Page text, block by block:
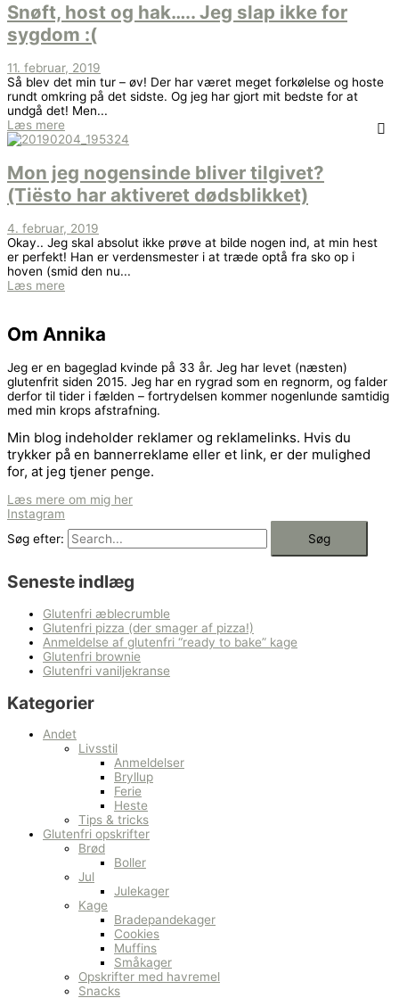
Snøft, host og hak….. Jeg slap ikke for
sygdom :(
11. februar, 2019
Så blev det min tur – øv! Der har været meget forkølelse og hoste
rundt omkring på det sidste. Og jeg har gjort mit bedste for at
undgå det! Men...
Læs mere
Mon jeg nogensinde bliver tilgivet?
(Tiësto har aktiveret dødsblikket)
4. februar, 2019
Okay.. Jeg skal absolut ikke prøve at bilde nogen ind, at min hest
er perfekt! Han er verdensmester i at træde optå fra sko op i
hoven (smid den nu...
Læs mere
Om Annika
Jeg er en bageglad kvinde på 33 år. Jeg har levet (næsten)
glutenfrit siden 2015. Jeg har en rygrad som en regnorm, og falder
derfor til tider i fælden – fortrydelsen kommer nogenlunde samtidig
med min krops afstrafning.
Min blog indeholder reklamer og reklamelinks. Hvis du
trykker på en bannerreklame eller et link, er der mulighed
for, at jeg tjener penge.
Læs mere om mig her
Instagram
Søg efter:
Seneste indlæg
Glutenfri æblecrumble
Glutenfri pizza (der smager af pizza!)
Anmeldelse af glutenfri “ready to bake” kage
Glutenfri brownie
Glutenfri vaniljekranse
Kategorier
Andet
Livsstil
Anmeldelser
Bryllup
Ferie
Heste
Tips & tricks
Glutenfri opskrifter
Brød
Boller
Jul
Julekager
Kage
Bradepandekager
Cookies
Muffins
Småkager
Opskrifter med havremel
Snacks